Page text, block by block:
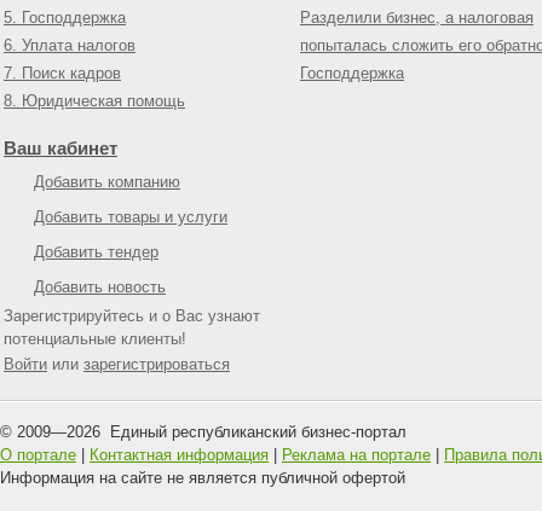
5. Господдержка
6. Уплата налогов
7. Поиск кадров
8. Юридическая помощь
Разделили бизнес, а налоговая
попыталась сложить его
Господдержка
Ваш кабинет
Добавить компанию
Добавить товары и услуги
Добавить тендер
Добавить новость
Зарегистрируйтесь и о Вас узнают
потенциальные клиенты!
Войти или зарегистрироваться
© 2009—2026 Единый республиканский бизнес-портал
О портале
Контактная информация Реклама на портале
Правила
Информация на сайте не является публичной офертой